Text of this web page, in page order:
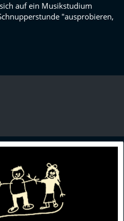
auf ein Musikstudium
"ausprobieren,